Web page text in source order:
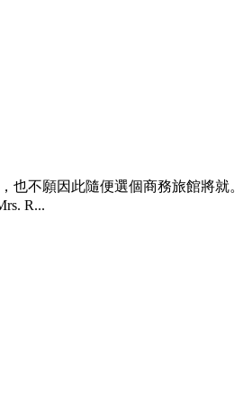
也不願因此隨便選個商務旅館將就
R...